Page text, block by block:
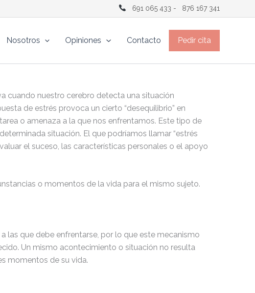
691 065 433 - 876 167 341
Nosotros Opiniones Contacto Pedir cita
cuando nuestro cerebro detecta una situación
de estrés provoca un cierto “desequilibrio” en
o amenaza a la que nos enfrentamos. Este tipo de
situación. El que podríamos llamar “estrés
el suceso, las características personales o el apoyo
o momentos de la vida para el mismo sujeto.
las que debe enfrentarse, por lo que este mecanismo
Un mismo acontecimiento o situación no resulta
momentos de su vida.